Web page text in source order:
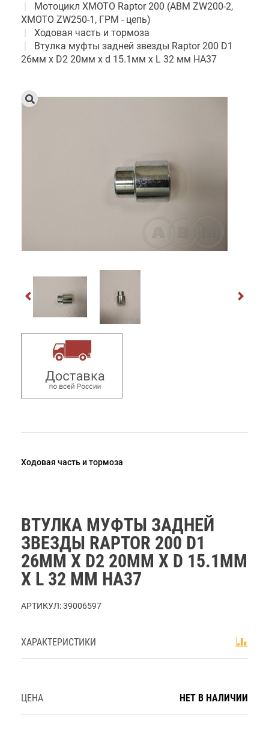
Мотоцикл XMOTO Raptor 200 (ABM ZW200-2,
XMOTO ZW250-1, ГРМ - цепь)
Ходовая часть и тормоза
Втулка муфты задней звезды Raptor 200 D1
26мм х D2 20мм х d 15.1мм х L 32 мм HA37
Ходовая часть и тормоза
ВТУЛКА МУФТЫ ЗАДНЕЙ
ЗВЕЗДЫ RAPTOR 200 D1
26ММ Х D2 20ММ Х D 15.1ММ
Х L 32 ММ HA37
АРТИКУЛ:39006597
ХАРАКТЕРИСТИКИ
ЦЕНА НЕТ В НАЛИЧИИ